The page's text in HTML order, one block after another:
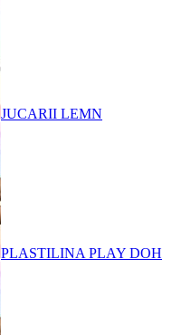
JUCARII LEMN
PLASTILINA PLAY DOH